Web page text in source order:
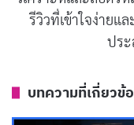
ครั้งกับงานที่พิสูจน์ว่าเ
กระทึกขวัญอย่างแท้
รีวิวที่เข้าใจง่าย
ปร
บทความที่เกี่ยวข้